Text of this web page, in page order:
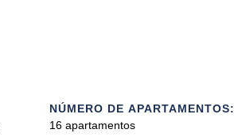
NÚMERO DE APARTAMENTOS:
16 apartamentos